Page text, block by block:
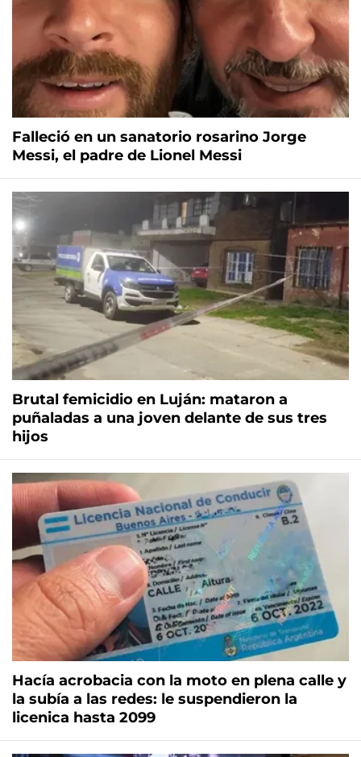
Falleció en un sanatorio rosarino Jorge
Messi, el padre de Lionel Messi
Brutal femicidio en Luján: mataron a
puñaladas a una joven delante de sus tres
hijos
Hacía acrobacia con la moto en plena calle y
la subía a las redes: le suspendieron la
licenica hasta 2099